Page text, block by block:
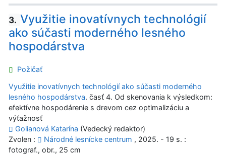
3. Využitie inovatívnych technológií
ako súčasti moderného lesného
hospodárstva
Požičať
Využitie inovatívnych technológií ako súčasti moderného
lesného hospodárstva. časť 4. Od skenovania k výsledkom:
efektívne hospodárenie s drevom cez optimalizáciu a
výťažnosť
Golianová Katarína (Vedecký redaktor)
Zvolen :
Národné lesnícke centrum , 2025. - 19 s. :
fotograf., obr., 25 cm